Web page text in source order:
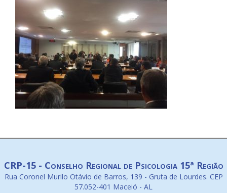
CRP-15 - Conselho Regional de Psicologia 15ª Região
Rua Coronel Murilo Otávio de Barros, 139 - Gruta de Lourdes. CEP
57.052-401 Maceió - AL